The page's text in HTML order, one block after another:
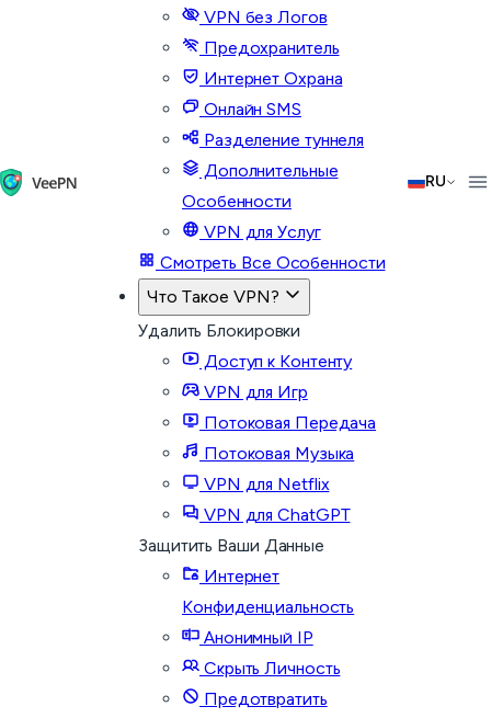
VPN без Логов
Предохранитель
Интернет Охрана
Онлайн SMS
Разделение туннеля
Дополнительные
Особенности
VPN для Услуг
Смотреть Все Особенности
Что Такое VPN?
Удалить Блокировки
Доступ к Контенту
VPN для Игр
Потоковая Передача
Потоковая Музыка
VPN для Netflix
VPN для ChatGPT
Защитить Ваши Данные
Интернет
Конфиденциальность
Анонимный IP
Скрыть Личность
Предотвратить
RU